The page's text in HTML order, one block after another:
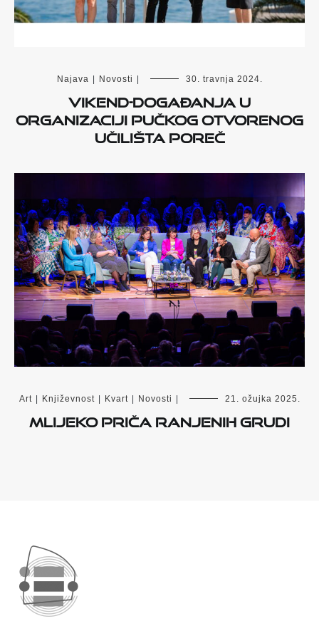
Najava Novosti 30. travnja 2024.
Vikend-događanja u
organizaciji Pučkog otvorenog
učilišta Poreč
Art Književnost Kvart Novosti 21. ožujka 2025.
Mlijeko priča ranjenih grudi